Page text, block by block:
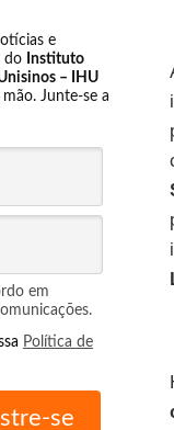
e
do Instituto
– IHU
Junte-se a
em
Política de